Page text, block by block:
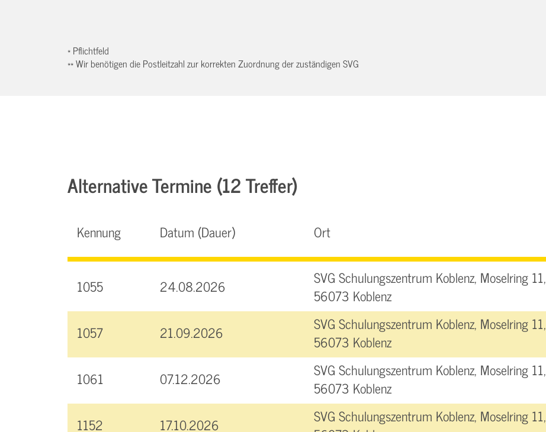
* Pflichtfeld
** Wir benötigen die Postleitzahl zur korrekten Zuordnung der zuständigen SVG
Alternative Termine (12 Treffer)
Kennung Datum (Dauer) Ort
1055 24.08.2026
SVG Schulungszentrum Koblenz, Moselring 11,
56073 Koblenz
1057 21.09.2026
SVG Schulungszentrum Koblenz, Moselring 11,
56073 Koblenz
1061 07.12.2026
SVG Schulungszentrum Koblenz, Moselring 11,
56073 Koblenz
1152 17.10.2026
SVG Schulungszentrum Koblenz, Moselring 11,